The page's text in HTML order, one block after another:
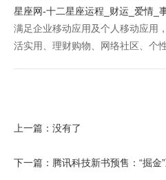
星座网-十二星座运程_财运_爱情_
满足企业移动应用及个人移动应用
活实用、理财购物、网络社区、个
上一篇：没有了
下一篇： 腾讯科技新书预售：“掘金